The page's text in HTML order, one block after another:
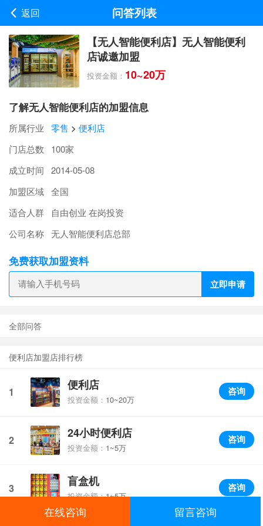
返回 问答列表
【无人智能便利店】无人智能便利
店诚邀加盟
投资金额： 10~20万
了解无人智能便利店的加盟信息
所属行业 零售 > 便利店
门店总数
100家
成立时间
2014-05-08
加盟区域 全国
适合人群
自由创业 在岗投资
公司名称 无人智能便利店总部
免费获取加盟资料
立即申请
全部问答
便利店加盟店排行榜
1 便利店
投资金额： 10~20万
咨询
2 24小时便利店
投资金额： 1~5万
咨询
3 盲盒机
投资金额：1~5万
咨询
在线咨询 留言咨询